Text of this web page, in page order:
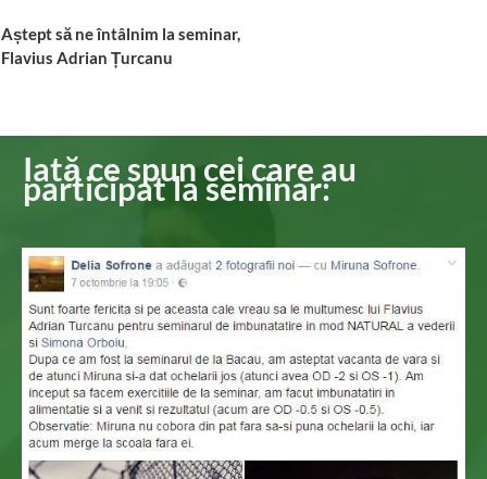
Aștept să ne întâlnim la seminar,
Flavius Adrian Țurcanu
Iată ce spun cei care au
participat la seminar: